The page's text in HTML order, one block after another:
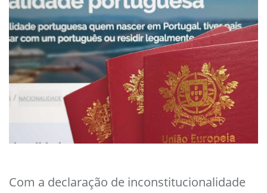
Com a declaração de inconstitucionalidade